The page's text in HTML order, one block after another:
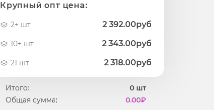
Крупный опт цена:
2+ шт 2 392.00руб
10+ шт 2 343.00руб
21 шт 2 318.00руб
Итого: 0 шт
Общая сумма:
0.00₽